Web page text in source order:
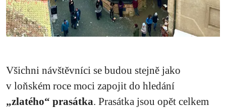
Všichni návštěvníci se budou stejně jako
v loňském roce moci zapojit do hledání
„zlatého“ prasátka. Prasátka jsou opět celkem